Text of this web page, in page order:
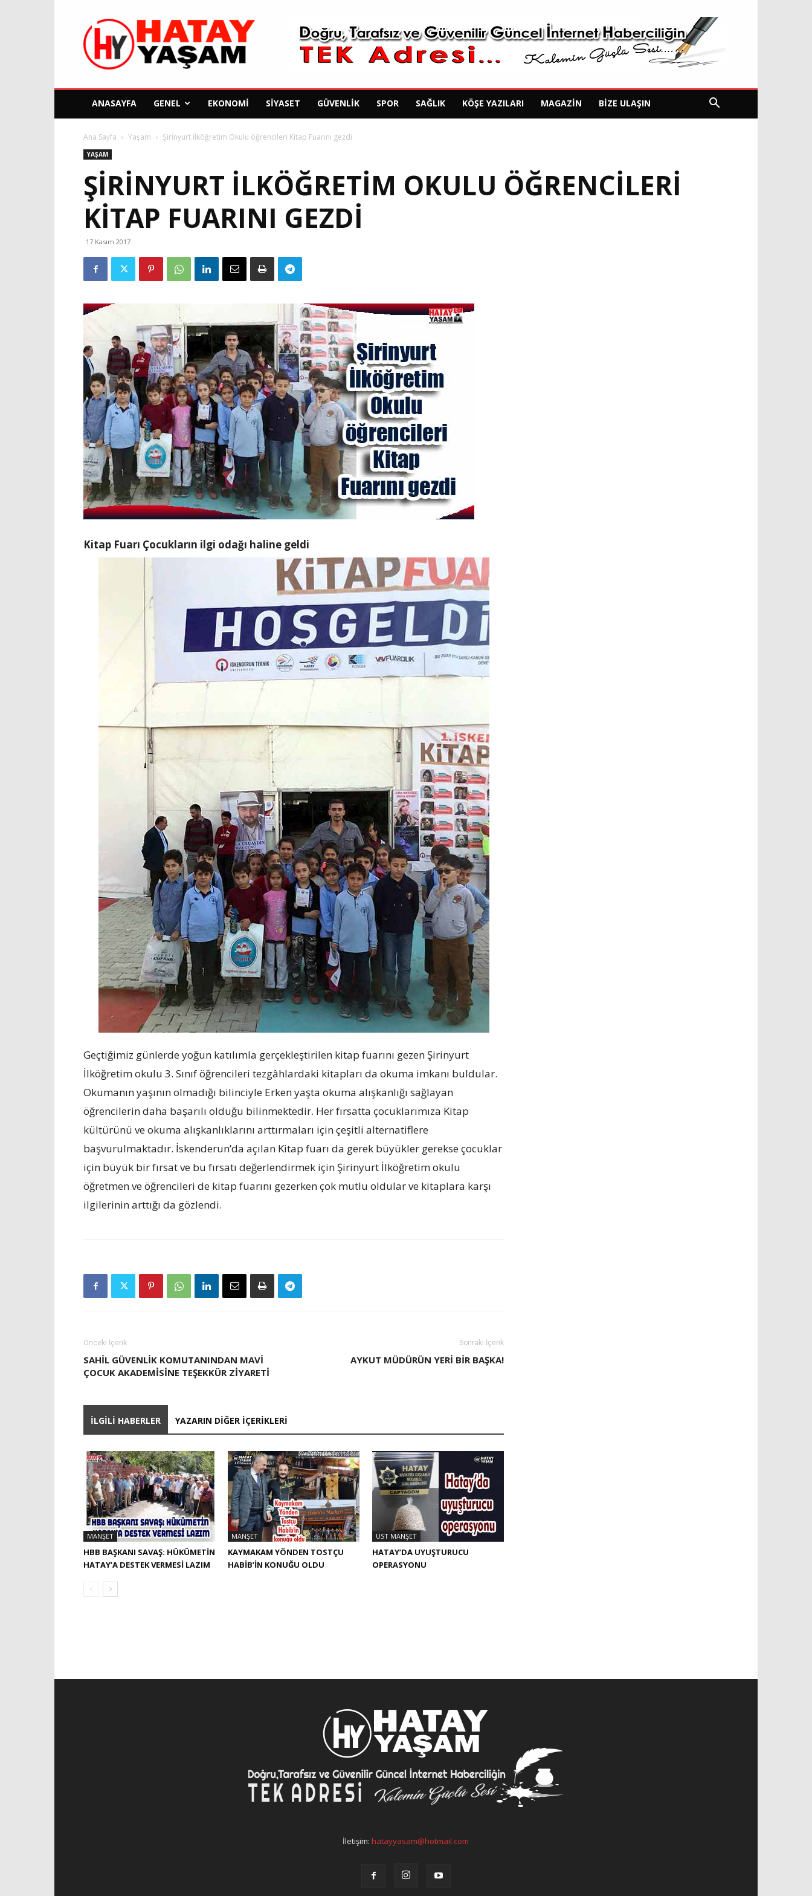
Hatay
Yaşam
Gazetesi
ANASAYFA GENEL EKONOMI SIYASET GÜVENLIK SPOR SAĞLIK KÖŞE YAZILARI MAGAZIN BIZE ULAŞIN
Ana Sayfa Yaşam Şirinyurt İlköğretim Okulu öğrencileri Kitap Fuarını gezdi
YAŞAM
ŞIRINYURT İLKÖĞRETIM OKULU ÖĞRENCILERI
KITAP FUARINI GEZDI
17 Kasım 2017
Kitap Fuarı Çocukların ilgi odağı haline geldi
Geçtiğimiz günlerde yoğun katılımla gerçekleştirilen kitap fuarını gezen Şirinyurt
İlköğretim okulu 3. Sınıf öğrencileri tezgâhlardaki kitapları da okuma imkanı buldular.
Okumanın yaşının olmadığı bilinciyle Erken yaşta okuma alışkanlığı sağlayan
öğrencilerin daha başarılı olduğu bilinmektedir. Her fırsatta çocuklarımıza Kitap
kültürünü ve okuma alışkanlıklarını arttırmaları için çeşitli alternatiflere
başvurulmaktadır. İskenderun’da açılan Kitap fuarı da gerek büyükler gerekse çocuklar
için büyük bir fırsat ve bu fırsatı değerlendirmek için Şirinyurt İlköğretim okulu
öğretmen ve öğrencileri de kitap fuarını gezerken çok mutlu oldular ve kitaplara karşı
ilgilerinin arttığı da gözlendi.
Önceki İçerik
SAHİL GÜVENLİK KOMUTANINDAN MAVİ
ÇOCUK AKADEMİSİNE TEŞEKKÜR ZİYARETİ
Sonraki İçerik
AYKUT MÜDÜRÜN YERI BIR BAŞKA!
İLGILI HABERLER YAZARIN DIĞER İÇERIKLERI
MANŞET
HBB BAŞKANI SAVAŞ: HÜKÜMETİN
HATAY’A DESTEK VERMESİ LAZIM
MANŞET
KAYMAKAM YÖNDEN TOSTÇU
HABIB’IN KONUĞU OLDU
ÜST MANŞET
HATAY’DA UYUŞTURUCU
OPERASYONU
İletişim:hatayyasam@hotmail.com